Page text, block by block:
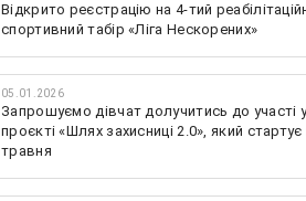
Відкрито реєстрацію на 4-тий
спортивний табір «Ліга Нескорених»
05.01.2026
Запрошуємо дівчат долучитись до участі
проєкті «Шлях захисниці 2.0», який
травня